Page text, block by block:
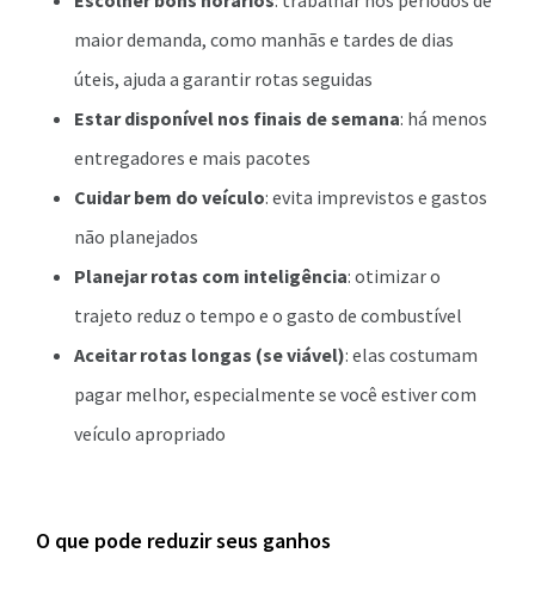
maior demanda, como manhãs e tardes de dias
úteis, ajuda a garantir rotas seguidas
Estar disponível nos finais de semana: há menos
entregadores e mais pacotes
Cuidar bem do veículo: evita imprevistos e gastos
não planejados
Planejar rotas com inteligência: otimizar o
trajeto reduz o tempo e o gasto de combustível
Aceitar rotas longas (se viável): elas costumam
pagar melhor, especialmente se você estiver com
veículo apropriado
O que pode reduzir seus ganhos